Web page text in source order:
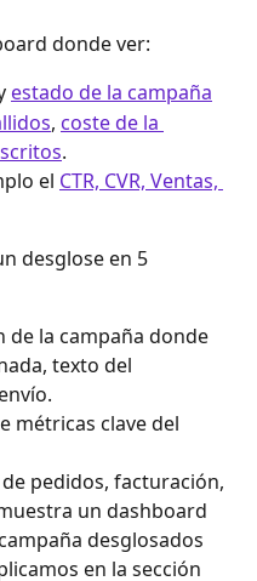
donde ver:
estado de la campaña
, coste de la
.
el CTR, CVR, Ventas,
desglose en 5
de la campaña donde
texto del
métricas clave del
pedidos, facturación,
un dashboard
desglosados
en la sección